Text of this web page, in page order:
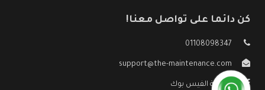
كن دائما على تواصل معنا!
01108098347
support@the-maintenance.com
صفحة الفيس بوك